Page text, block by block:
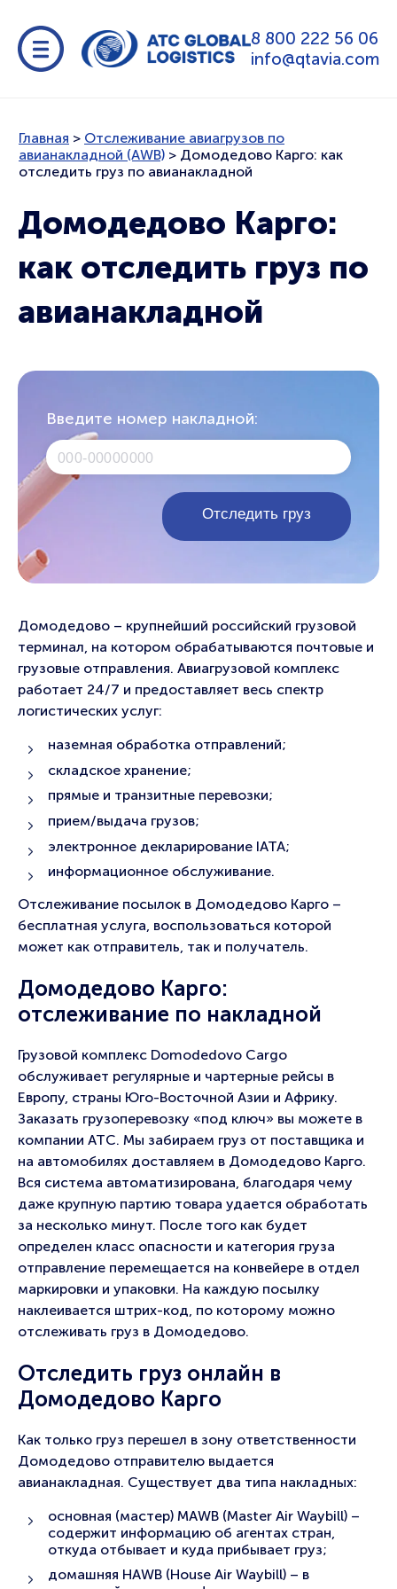
8 800 222 56 06
info@qtavia.com
Главная > Отслеживание авиагрузов по
авианакладной (AWB) > Домодедово Карго: как
отследить груз по авианакладной
Домодедово Карго:
как отследить груз по
авианакладной
Введите номер накладной:
Домодедово – крупнейший российский грузовой
терминал, на котором обрабатываются почтовые и
грузовые отправления. Авиагрузовой комплекс
работает 24/7 и предоставляет весь спектр
логистических услуг:
наземная обработка отправлений;
складское хранение;
прямые и транзитные перевозки;
прием/выдача грузов;
электронное декларирование IATA;
информационное обслуживание.
Отслеживание посылок в Домодедово Карго –
бесплатная услуга, воспользоваться которой
может как отправитель, так и получатель.
Домодедово Карго:
отслеживание по накладной
Грузовой комплекс Domodedovo Cargo
обслуживает регулярные и чартерные рейсы в
Европу, страны Юго-Восточной Азии и Африку.
Заказать грузоперевозку «под ключ» вы можете в
компании АТС. Мы забираем груз от поставщика и
на автомобилях доставляем в Домодедово Карго.
Вся система автоматизирована, благодаря чему
даже крупную партию товара удается обработать
за несколько минут. После того как будет
определен класс опасности и категория груза
отправление перемещается на конвейере в отдел
маркировки и упаковки. На каждую посылку
наклеивается штрих-код, по которому можно
отслеживать груз в Домодедово.
Отследить груз онлайн в
Домодедово Карго
Как только груз перешел в зону ответственности
Домодедово отправителю выдается
авианакладная. Существует два типа накладных:
основная (мастер) MAWB (Master Air Waybill) –
содержит информацию об агентах стран,
откуда отбывает и куда прибывает груз;
домашняя HAWB (House Air Waybill) – в